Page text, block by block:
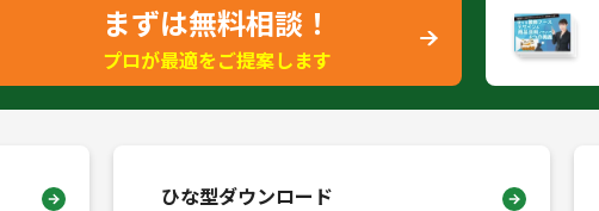
まずは無料相談！
プロが最適をご提案します
ひな型ダウンロード